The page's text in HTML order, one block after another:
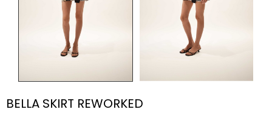
BELLA SKIRT REWORKED